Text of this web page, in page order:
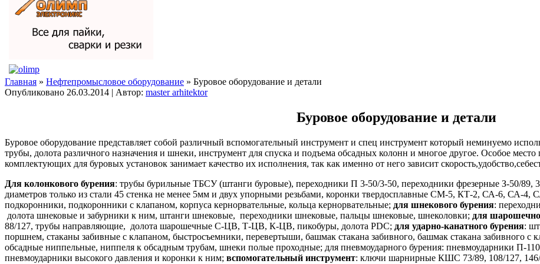
Главная » Нефтепромысловое оборудование » Буровое оборудование и детали
Опубликовано 26.03.2014 | Автор: master arhitektor
Буровое оборудование и детали
Буровое оборудование представляет собой различный вспомогательный инструмент и спец инструмент который неминуемо
трубы, долота различного назначения и шнеки, инструмент для спуска и подъема обсадных колонн и многое другое. Особое
комплектующих для буровых установок занимает качество их исполнения, так как именно от него зависит
Для колонкового бурения: трубы бурильные ТБСУ (штанги буровые), переходники П 3-50/3-50, переходники фрезерные З-50/89,
диаметров только из стали 45 стенка не менее 5мм и двух упорными резьбами, коронки твердосплавные СМ-5, КТ-2, СА-6, СА-
подкоронники, подкоронники с клапаном, корпуса кернорвательные, кольца кернорвательные; для шнекового бурения:
долота шнековые и забурники к ним, штанги шнековые, переходники шнековые, пальцы шнековые, шнеколовки; для
88/127, трубы направляющие, долота шарошечные С-ЦВ, Т-ЦВ, К-ЦВ, пикобуры, долота PDC; для ударно-канатного бурения:
поршнем, стаканы забивные с клапаном, быстросъемники, перевертыши, башмак стакана забивного, башмак стакана забивного
обсадные ниппельные, ниппеля к обсадным трубам, шнеки полые проходные; для пневмоударного бурения: пневмоударники
пневмоударники высокого давления и коронки к ним; вспомогательный инструмент: ключи шарнирные КШС 73/89, 108/127,